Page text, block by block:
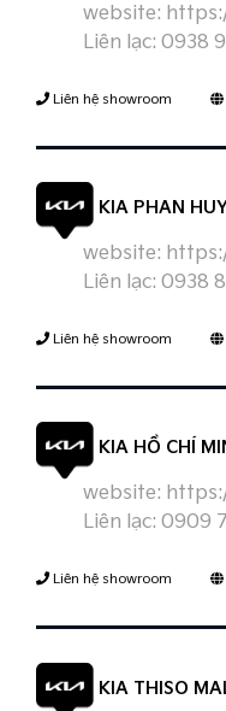
website:
Liên lạc: 0938
Liên hệ showroom
KIA PHAN
website:
Liên lạc: 0938
Liên hệ showroom
KIA HỒ CHÍ
website:
Liên lạc: 0909
Liên hệ showroom
KIA THISO